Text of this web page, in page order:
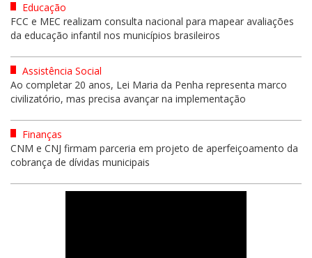
Educação
FCC e MEC realizam consulta nacional para mapear avaliações
da educação infantil nos municípios brasileiros
Assistência Social
Ao completar 20 anos, Lei Maria da Penha representa marco
civilizatório, mas precisa avançar na implementação
Finanças
CNM e CNJ firmam parceria em projeto de aperfeiçoamento da
cobrança de dívidas municipais